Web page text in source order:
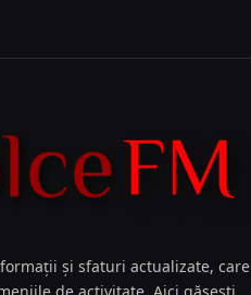
și sfaturi actualizate, care
de activitate. Aici găsești